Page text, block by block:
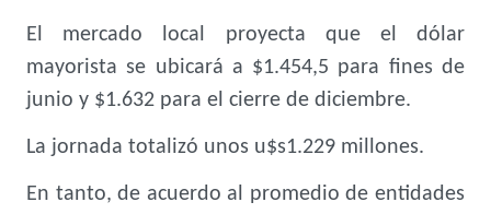
El mercado local proyecta que el dólar
mayorista se ubicará a $1.454,5 para fines de
junio y $1.632 para el cierre de diciembre.
La jornada totalizó unos u$s1.229 millones.
En tanto, de acuerdo al promedio de entidades